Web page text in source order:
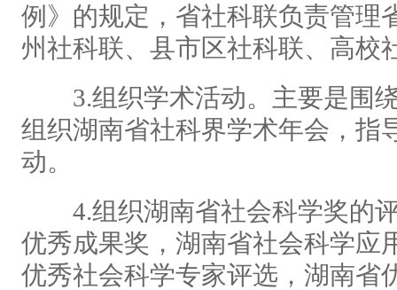
例》的规定，省社科联负责管理
州社科联、县市区社科联、高校
3.组织学术活动。主要是围绕
组织湖南省社科界学术年会，指
动。
4.组织湖南省社会科学奖的评
优秀成果奖，湖南省社会科学应
优秀社会科学专家评选，湖南省